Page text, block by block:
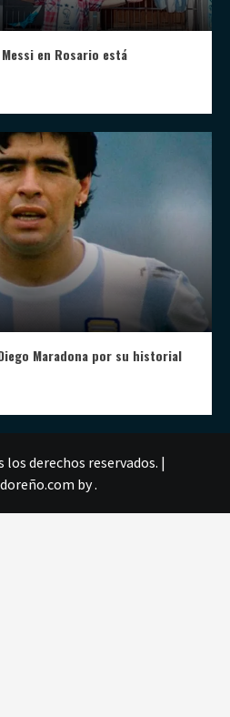
en Rosario está
Maradona por su historial
derechos reservados. |
by .